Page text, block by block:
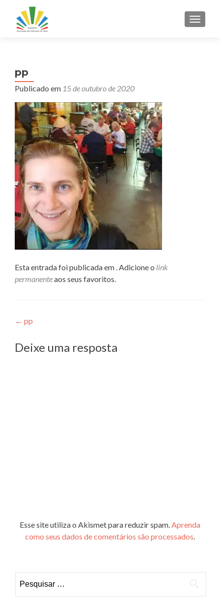
pp
Publicado em 15 de outubro de 2020
Esta entrada foi publicada em . Adicione o link
permanenteaos seus favoritos.
Navegação
de
Post
← pp
Deixe uma resposta
Esse site utiliza o Akismet para reduzir spam.Aprenda
como seus dados de comentários são processados.
por: